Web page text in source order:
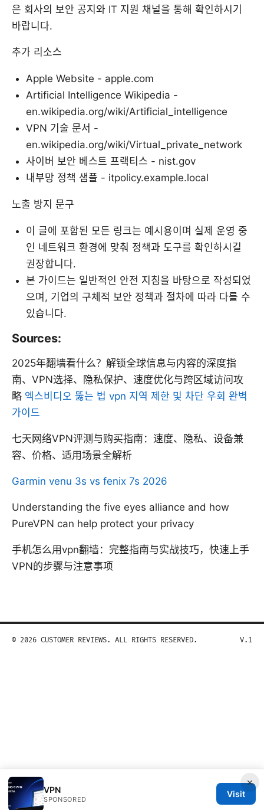
은 회사의 보안 공지와 IT 지원 채널을 통해 확인하시기
바랍니다.
추가 리소스
Apple Website - apple.com
Artificial Intelligence Wikipedia -
en.wikipedia.org/wiki/Artificial_intelligence
VPN 기술 문서 -
en.wikipedia.org/wiki/Virtual_private_network
사이버 보안 베스트 프랙티스 - nist.gov
내부망 정책 샘플 - itpolicy.example.local
노출 방지 문구
이 글에 포함된 모든 링크는 예시용이며 실제 운영 중
인 네트워크 환경에 맞춰 정책과 도구를 확인하시길
권장합니다.
본 가이드는 일반적인 안전 지침을 바탕으로 작성되었
으며, 기업의 구체적 보안 정책과 절차에 따라 다를 수
있습니다.
Sources:
2025年翻墙看什么？解锁全球信息与内容的深度指
南、VPN选择、隐私保护、速度优化与跨区域访问攻
略 엑스비디오 뚫는 법 vpn 지역 제한 및 차단 우회 완벽
가이드
七天网络VPN评测与购买指南：速度、隐私、设备兼
容、价格、适用场景全解析
Garmin venu 3s vs fenix 7s 2026
Understanding the five eyes alliance and how
PureVPN can help protect your privacy
手机怎么用vpn翻墙：完整指南与实战技巧，快速上手
VPN的步骤与注意事项
×
VPN
SPONSORED
Visit
© 2026 CUSTOMER REVIEWS. ALL RIGHTS RESERVED. V.1